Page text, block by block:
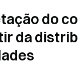
do
da